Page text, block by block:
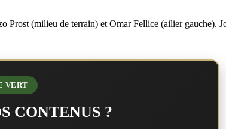
Prost (milieu de terrain) et Omar Fellice (ailier gauche).
VERT
CONTENUS ?